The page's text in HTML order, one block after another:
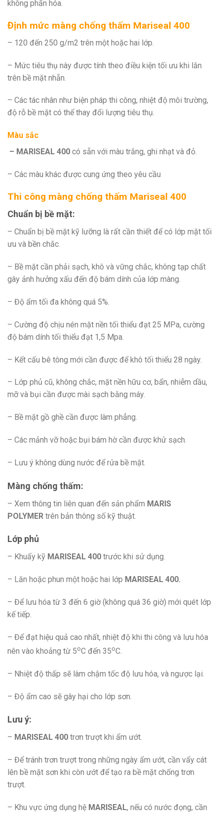
không phấn hóa.
Định mức màng chống thấm Mariseal 400
– 120 đến 250 g/m2 trên một hoặc hai lớp.
– Mức tiêu thụ này được tính theo điều kiện tối ưu khi lăn
trên bề mặt nhẵn.
– Các tác nhân như biện pháp thi công, nhiệt độ môi trường,
độ rỗ bề mặt có thể thay đổi lượng tiêu thụ.
Màu sắc
– MARISEAL 400 có sẵn với màu trắng, ghi nhạt và đỏ.
– Các màu khác được cung ứng theo yêu cầu
Thi công màng chống thấm Mariseal 400
Chuẩn bị bề mặt:
– Chuẩn bị bề mặt kỹ lưỡng là rất cần thiết để có lớp mặt tối
ưu và bền chắc.
– Bề mặt cần phải sạch, khô và vững chắc, không tạp chất
gây ảnh hưởng xấu đến độ bám dính của lớp màng.
– Độ ẩm tối đa không quá 5%.
– Cường độ chịu nén mặt nền tối thiểu đạt 25 MPa, cường
độ bám dính tối thiểu đạt 1,5 Mpa.
– Kết cấu bê tông mới cần được để khô tối thiểu 28 ngày.
– Lớp phủ cũ, không chắc, mặt nền hữu cơ, bẩn, nhiễm dầu,
mỡ và bụi cần được mài sạch bằng máy.
– Bề mặt gồ ghề cần được làm phẳng.
– Các mảnh vỡ hoặc bụi bám hờ cần được khử sạch.
– Lưu ý không dùng nước để rửa bề mặt.
Màng chống thấm:
– Xem thông tin liên quan đến sản phẩm MARIS
POLYMER trên bản thông số kỹ thuật.
Lớp phủ
– Khuấy kỹ MARISEAL 400 trước khi sử dụng.
– Lăn hoặc phun một hoặc hai lớp MARISEAL 400.
– Để lưu hóa từ 3 đến 6 giờ (không quá 36 giờ) mới quét lớp
kế tiếp.
– Để đạt hiệu quả cao nhất, nhiệt độ khi thi công và lưu hóa
nên vào khoảng từ 5oC đến 35oC.
– Nhiệt độ thấp sẽ làm chậm tốc độ lưu hóa, và ngược lại.
– Độ ẩm cao sẽ gây hại cho lớp sơn.
Lưu ý:
– MARISEAL 400 trơn trượt khi ẩm ướt.
– Để tránh trơn trượt trong những ngày ẩm ướt, cần vẩy cát
lên bề mặt sơn khi còn ướt để tạo ra bề mặt chống trơn
trượt.
– Khu vực ứng dụng hệ MARISEAL, nếu có nước đọng, cần